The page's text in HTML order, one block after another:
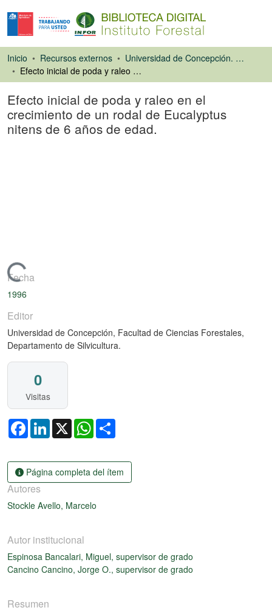
Inicio Recursos externos
Universidad de Concepción. Facultad de Ciencias Forestales
Efecto inicial de poda y raleo en el crecimiento de un rodal de Eucalyptus nitens de 6 años de edad.
Efecto inicial de poda y raleo en el
crecimiento de un rodal de Eucalyptus
nitens de 6 años de edad.
Cargando...
Fecha
1996
Editor
Universidad de Concepción, Facultad de Ciencias Forestales,
Departamento de Silvicultura.
0
Visitas
FacebookLinkedIn
X WhatsApp
Página completa del ítem
Autores
Stockle Avello, Marcelo
Autor institucional
Espinosa Bancalari, Miguel, supervisor de grado
Cancino Cancino, Jorge O., supervisor de grado
Resumen